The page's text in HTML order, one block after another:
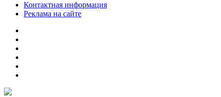
Контактная информация
Реклама на сайте